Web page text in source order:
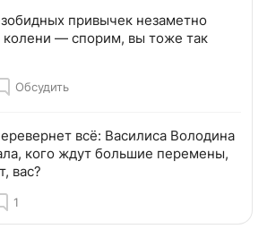
привычек незаметно
колени — спорим, вы тоже так
Обсудить
всё: Василиса Володина
кого ждут большие перемены,
вас?
1